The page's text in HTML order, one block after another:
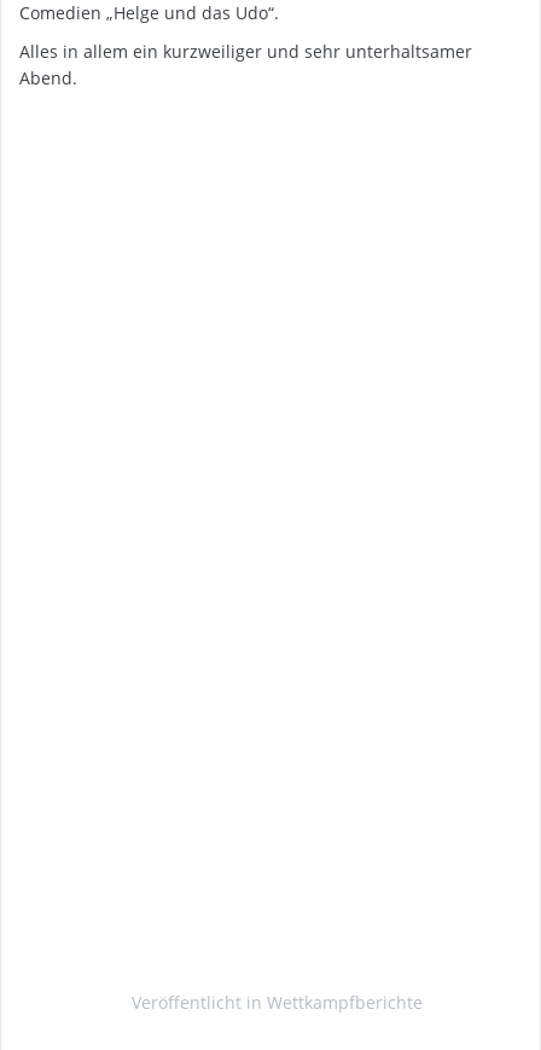
Comedien „Helge und das Udo“.
Alles in allem ein kurzweiliger und sehr unterhaltsamer
Abend.
Veröffentlicht in Wettkampfberichte